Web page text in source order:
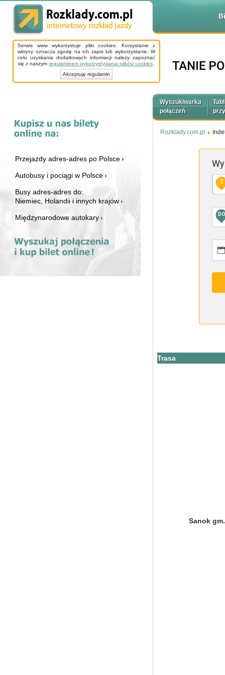
Serwis www wykorzystuje pliki cookies. Korzystanie z
witryny oznacza zgodę na ich zapis lub wykorzystanie. W
celu uzyskania dodatkowych informacji należy zapoznać
się z naszym regulaminem wykorzystywania plików cookies
Akceptuję regulamin
Przejazdy adres-adres po Polsce
Autobusy i pociągi w Polsce
Busy adres-adres do:
Niemiec, Holandii i innych krajów
Międzynarodowe autokary
Wyszukiwarka
połączeń
Rozklady.com.pl
Z
DO
Trasa
Sanok